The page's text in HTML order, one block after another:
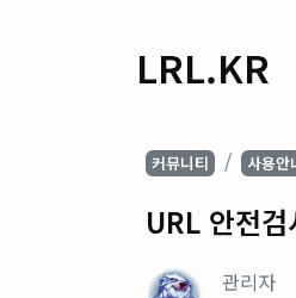
LRL.KR
커뮤니티 사용안
URL 안전
관리자